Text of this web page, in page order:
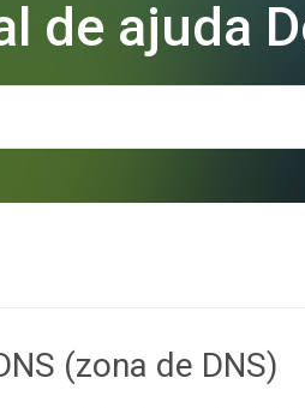
de ajuda
(zona de DNS)